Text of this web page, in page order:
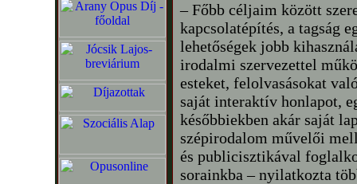
– Főbb céljaim között
kapcsolatépítés, a tagság
lehetőségek jobb
irodalmi szervezettel
esteket, felolvasásokat
saját interaktív honlapot,
későbbiekben akár saját
szépirodalom művelői
és publicisztikával
sorainkba – nyilatkozta